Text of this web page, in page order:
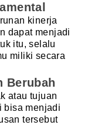
kinerja
dapat menjadi
itu, selalu
miliki secara
Berubah
atau tujuan
bisa menjadi
tersebut